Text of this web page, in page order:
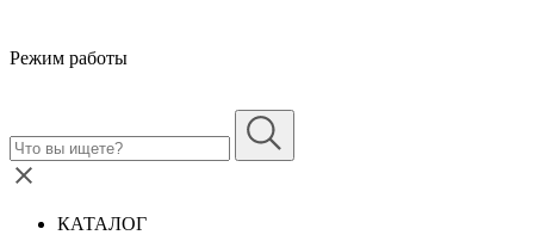
Режим работы
КАТАЛОГ